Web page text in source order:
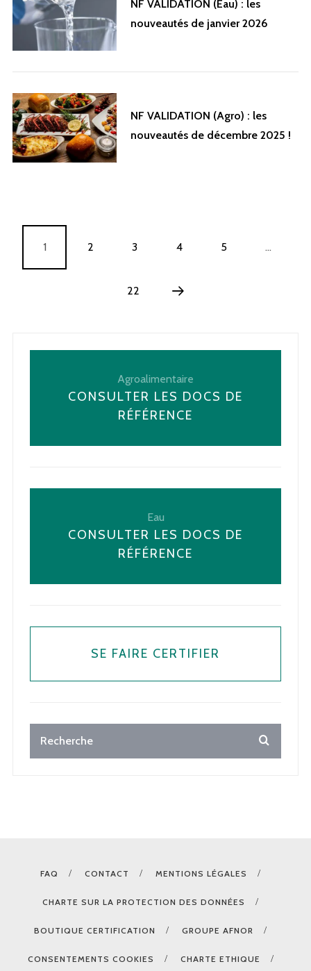
NF VALIDATION (Eau) : les
nouveautés de janvier 2026
NF VALIDATION (Agro) : les
nouveautés de décembre 2025 !
1 2 3 4 5 …
22
Agroalimentaire
CONSULTER LES DOCS DE
RÉFÉRENCE
Eau
CONSULTER LES DOCS DE
RÉFÉRENCE
SE FAIRE CERTIFIER
FAQ CONTACT MENTIONS LÉGALES
CHARTE SUR LA PROTECTION DES DONNÉES
BOUTIQUE CERTIFICATION GROUPE AFNOR
CONSENTEMENTS COOKIES CHARTE ETHIQUE